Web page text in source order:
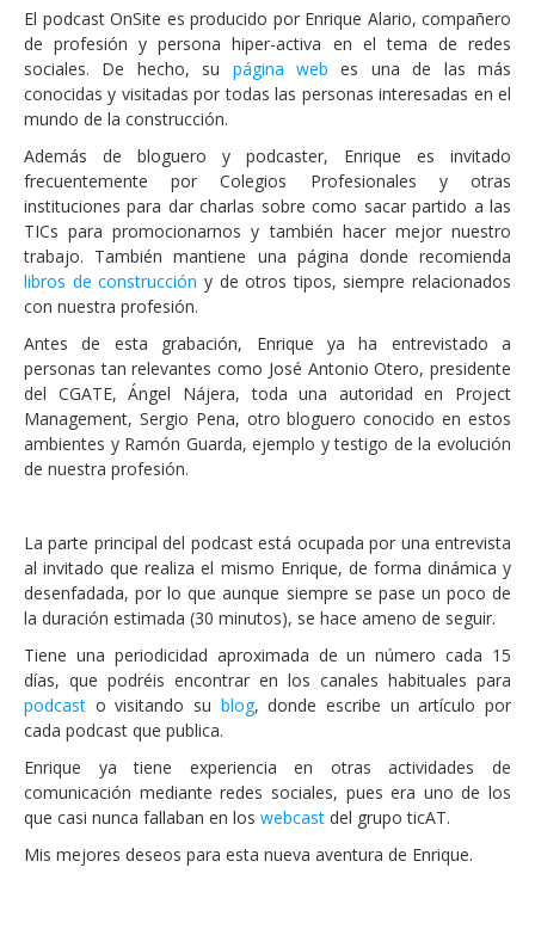
El podcast OnSite es producido por Enrique Alario, compañero
de profesión y persona hiper-activa en el tema de redes
sociales. De hecho, su página web es una de las más
conocidas y visitadas por todas las personas interesadas en el
mundo de la construcción.
Además de bloguero y podcaster, Enrique es invitado
frecuentemente por Colegios Profesionales y otras
instituciones para dar charlas sobre como sacar partido a las
TICs para promocionarnos y también hacer mejor nuestro
trabajo. También mantiene una página donde recomienda
libros de construcción y de otros tipos, siempre relacionados
con nuestra profesión.
Antes de esta grabación, Enrique ya ha entrevistado a
personas tan relevantes como José Antonio Otero, presidente
del CGATE, Ángel Nájera, toda una autoridad en Project
Management, Sergio Pena, otro bloguero conocido en estos
ambientes y Ramón Guarda, ejemplo y testigo de la evolución
de nuestra profesión.
La parte principal del podcast está ocupada por una entrevista
al invitado que realiza el mismo Enrique, de forma dinámica y
desenfadada, por lo que aunque siempre se pase un poco de
la duración estimada (30 minutos), se hace ameno de seguir.
Tiene una periodicidad aproximada de un número cada 15
días, que podréis encontrar en los canales habituales para
podcast o visitando su blog, donde escribe un artículo por
cada podcast que publica.
Enrique ya tiene experiencia en otras actividades de
comunicación mediante redes sociales, pues era uno de los
que casi nunca fallaban en los webcast del grupo ticAT.
Mis mejores deseos para esta nueva aventura de Enrique.